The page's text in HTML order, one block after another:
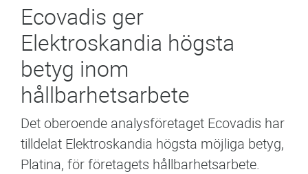
Ecovadis ger
Elektroskandia högsta
betyg inom
hållbarhetsarbete
Det oberoende analysföretaget Ecovadis har
tilldelat Elektroskandia högsta möjliga betyg,
Platina, för företagets hållbarhetsarbete.